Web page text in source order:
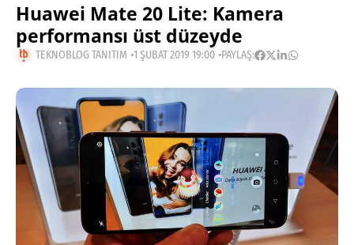
Huawei Mate 20 Lite: Kamera
performansı üst düzeyde
TEKNOBLOG TANITIM 1 ŞUBAT 2019 19:00 PAYLAŞ: